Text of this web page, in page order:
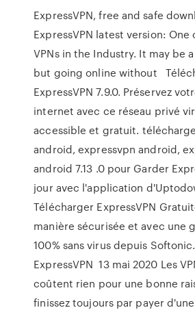
ExpressVPN, free and safe
ExpressVPN latest version:
VPNs in the Industry. It may be
but going online without
ExpressVPN 7.9.0. Préservez
internet avec ce réseau privé
accessible et gratuit.
android, expressvpn android,
android 7.13 .0 pour Garder
jour avec l'application
Télécharger ExpressVPN
manière sécurisée et avec une
100% sans virus depuis
ExpressVPN 13 mai 2020 Les
coûtent rien pour une bonne
finissez toujours par payer